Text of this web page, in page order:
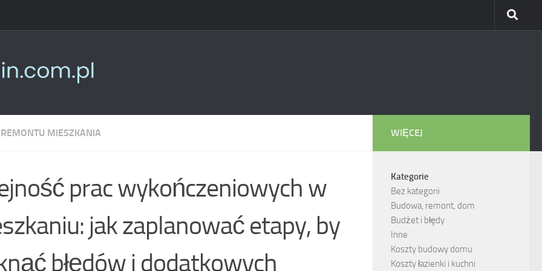
MIESZKANIA
prac wykończeniowych w
jak zaplanować etapy, by
błędów i dodatkowych
WIĘCEJ
Kategorie
Bez kategorii
Budowa, remont, dom
Budżet i błędy
Inne
Koszty budowy domu
Koszty łazienki i kuchni